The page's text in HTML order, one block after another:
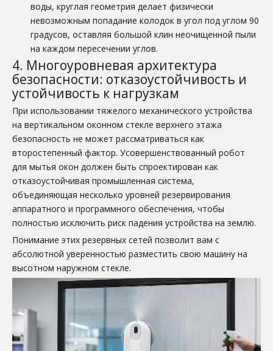
воды, круглая геометрия делает физически
невозможным попадание колодок в угол под углом 90
градусов, оставляя большой клин неочищенной пыли
на каждом пересечении углов.
4. Многоуровневая архитектура
безопасности: отказоустойчивость и
устойчивость к нагрузкам
При использовании тяжелого механического устройства
на вертикальном оконном стекле верхнего этажа
безопасность не может рассматриваться как
второстепенный фактор. Усовершенствованный робот
для мытья окон должен быть спроектирован как
отказоустойчивая промышленная система,
объединяющая несколько уровней резервирования
аппаратного и программного обеспечения, чтобы
полностью исключить риск падения устройства на землю.
Понимание этих резервных сетей позволит вам с
абсолютной уверенностью разместить свою машину на
высотном наружном стекле.